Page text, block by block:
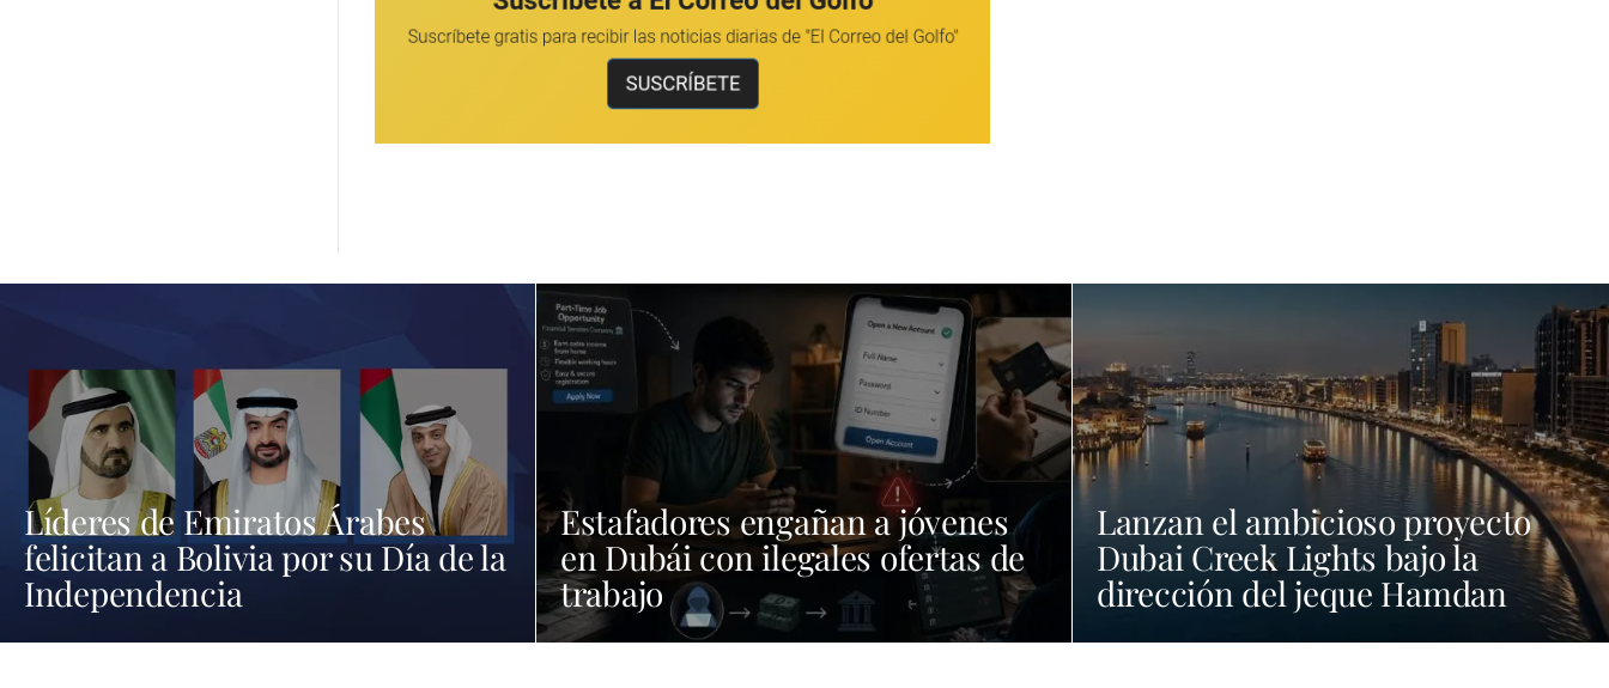
Líderes de Emiratos Árabes
felicitan a Bolivia por su Día de la
Independencia
Estafadores engañan a jóvenes
en Dubái con ilegales ofertas de
trabajo
Lanzan el ambicioso proyecto
Dubai Creek Lights bajo la
dirección del jeque Hamdan